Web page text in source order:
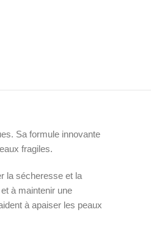
Sa formule innovante
fragiles.
la sécheresse et la
à maintenir une
à apaiser les peaux